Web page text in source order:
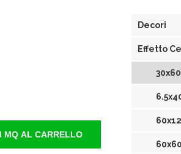
Decori
Effetto
30x60
60x60